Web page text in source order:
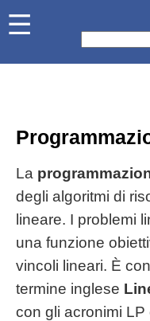
La
degli algoritmi di
lineare. I problemi
una funzione
vincoli lineari. È
termine inglese
con gli acronimi LP